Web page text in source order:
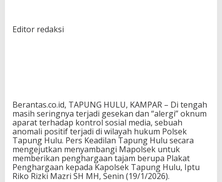
Editor redaksi
Berantas.co.id, TAPUNG HULU, KAMPAR – Di tengah
masih seringnya terjadi gesekan dan “alergi” oknum
aparat terhadap kontrol sosial media, sebuah
anomali positif terjadi di wilayah hukum Polsek
Tapung Hulu. Pers Keadilan Tapung Hulu secara
mengejutkan menyambangi Mapolsek untuk
memberikan penghargaan tajam berupa Plakat
Penghargaan kepada Kapolsek Tapung Hulu, Iptu
Riko Rizki Mazri SH MH, Senin (19/1/2026).